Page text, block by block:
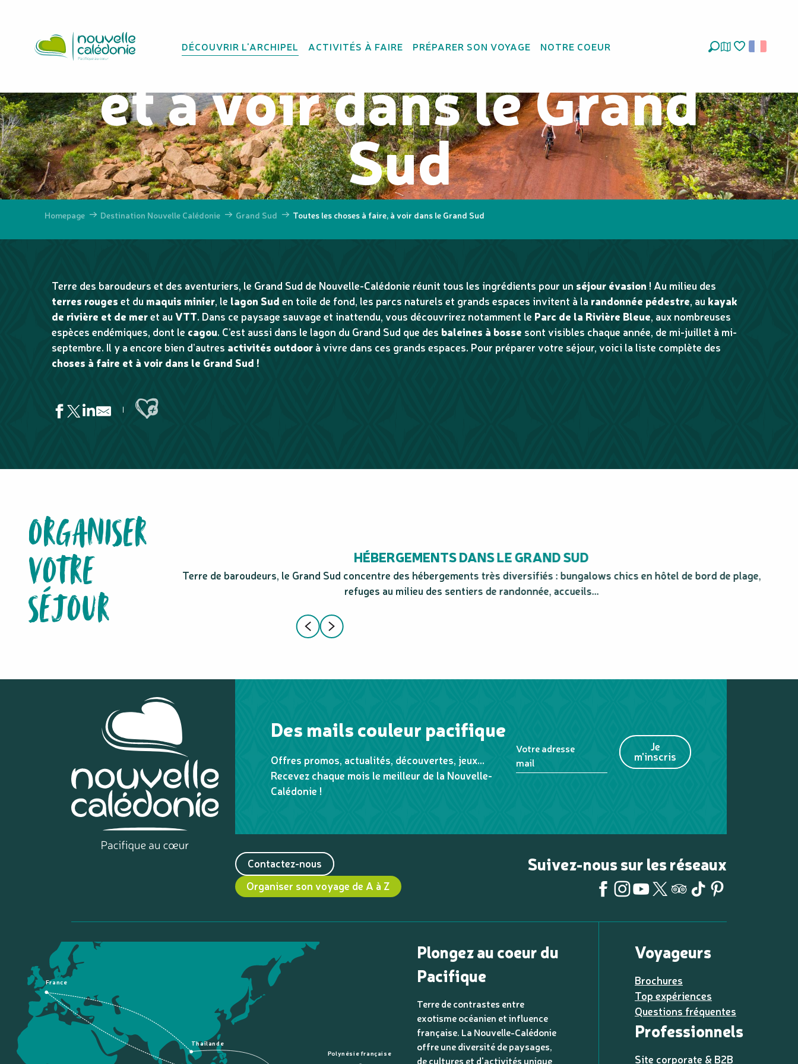
principal
DÉCOUVRIR L'ARCHIPEL ACTIVITÉS À FAIRE PRÉPARER SON VOYAGE NOTRE COEUR
Toutes les choses à faire
et à voir dans le Grand
Sud
Homepage Destination Nouvelle Calédonie Grand Sud Toutes les choses à faire, à voir dans le Grand Sud
Terre des baroudeurs et des aventuriers, le Grand Sud de Nouvelle-Calédonie réunit tous les ingrédients pour un séjour évasion ! Au milieu des
terres rouges et du maquis minier, le lagon Sud en toile de fond, les parcs naturels et grands espaces invitent à la randonnée pédestre, au kayak
de rivière et de meret au VTT. Dans ce paysage sauvage et inattendu, vous découvrirez notamment le Parc de la Rivière Bleue, aux nombreuses
espèces endémiques, dont le cagou. C’est aussi dans le lagon du Grand Sud que des baleines à bosse sont visibles chaque année, de mi-juillet à mi-
septembre. Il y a encore bien d’autres activités outdoor à vivre dans ces grands espaces. Pour préparer votre séjour, voici la liste complète des
choses à faire et à voir dans le Grand Sud !
Ajouter aux favoris
Grotte de Lourdes d'Unia à Yaté
Grand Lagon Sud
Point de vue du Col Paillard
Le Gouffre de Charybde
L'îlot Pêcheur
Le Lac de Yaté
Association Netoro
Trou d'eau des Amoureux
Point de vue de la Baie de la Somme
ORGANISER
VOTRE
SÉJOUR
HÉBERGEMENTS DANS LE GRAND SUD
Terre de baroudeurs, le Grand Sud concentre des hébergements très diversifiés : bungalows chics en hôtel de bord de plage,
refuges au milieu des sentiers de randonnée, accueils...
Des mails couleur pacifique
Offres promos, actualités, découvertes, jeux...
Recevez chaque mois le meilleur de la Nouvelle-
Calédonie !
Votre adresse
mail
Je
m'inscris
Contactez-nous
Organiser son voyage de A à Z
Suivez-nous sur les réseaux
France
Polynésie française
Thaïlande
Plongez au coeur du
Pacifique
Terre de contrastes entre
exotisme océanien et influence
française. La Nouvelle-Calédonie
offre une diversité de paysages,
de cultures et d'activités unique
Voyageurs
Brochures
Top expériences
Questions fréquentes
Professionnels
Site corporate & B2B